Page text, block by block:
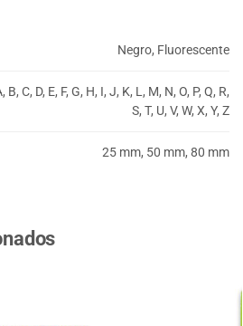
Negro, Fluorescente
B, C, D, E, F, G, H, I, J, K, L, M, N, O, P, Q, R,
S, T, U, V, W, X, Y, Z
25 mm, 50 mm, 80 mm